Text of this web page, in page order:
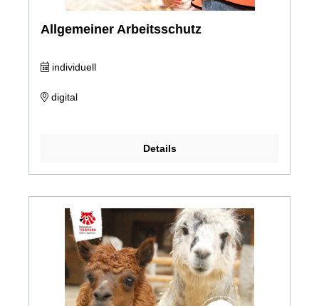
Allgemeiner Arbeitsschutz
individuell
digital
Details